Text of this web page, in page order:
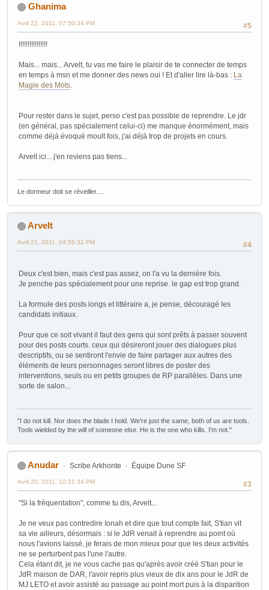
Ghanima
#5
Avril 22, 2011, 07:50:34 PM
!!!!!!!!!!!!!!!!
Mais... mais... Arvelt, tu vas me faire le plaisir de te connecter de temps
en temps à msn et me donner des news oui ! Et d'aller lire là-bas : La
Magie des Mots.
Pour rester dans le sujet, perso c'est pas possible de reprendre. Le jdr
(en général, pas spécialement celui-ci) me manque énormément, mais
comme déjà évoqué moult fois, j'ai déjà trop de projets en cours.
Arvelt ici... j'en reviens pas tiens...
Le dormeur doit se réveiller....
Arvelt
#4
Avril 21, 2011, 04:55:32 PM
Deux c'est bien, mais c'est pas assez, on l'a vu la dernière fois.
Je penche pas spécialement pour une reprise. le gap est trop grand.
La formule des posts longs et littéraire a, je pense, découragé les
candidats initiaux.
Pour que ce soit vivant il faut des gens qui sont prêts à passer souvent
pour des posts courts. ceux qui désireront jouer des dialogues plus
descriptifs, ou se sentiront l'envie de faire partager aux autres des
éléments de leurs personnages seront libres de poster des
interventions, seuls ou en petits groupes de RP parallèles. Dans une
sorte de salon...
"I do not kill. Nor does the blade I hold. We're just the same, both of us are tools.
Tools wielded by the will of someone else. He is the one who kills. I'm not."
Anudar Scribe Arkhonte Équipe Dune SF
#3
Avril 20, 2011, 10:21:34 PM
"Si la fréquentation", comme tu dis, Arvelt...
Je ne veux pas contredire Ionah et dire que tout compte fait, S'tian vit
sa vie ailleurs, désormais : si le JdR venait à reprendre au point où
nous l'avions laissé, je ferais de mon mieux pour que les deux activités
ne se perturbent pas l'une l'autre.
Cela étant dit, je ne vous cache pas qu'après avoir créé S'tian pour le
JdR maison de DAR, l'avoir repris plus vieux de dix ans pour le JdR de
MJ LETO et avoir assisté au passage au point mort puis à la disparition